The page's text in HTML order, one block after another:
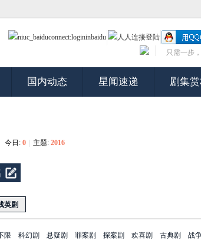
只需一步
国内动态 星闻速递 剧集
今日: 0 主题: 2016
英剧
限 科幻剧 悬疑剧 罪案剧 探案剧 欢喜剧 古典剧 战